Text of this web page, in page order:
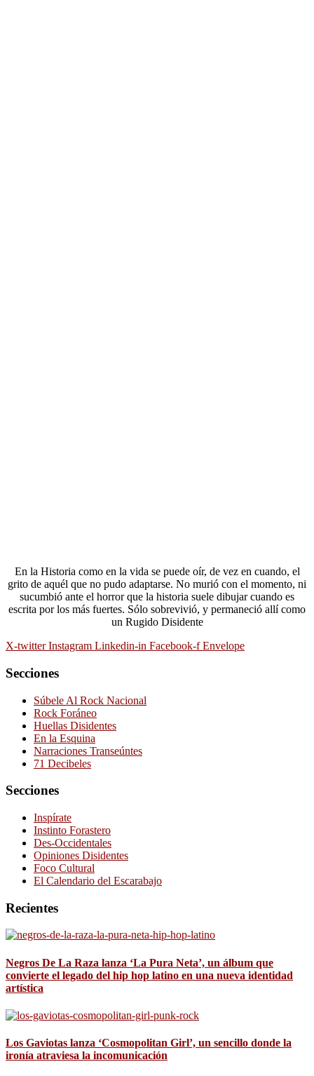
En la Historia como en la vida se puede oír, de vez en cuando, el
grito de aquél que no pudo adaptarse. No murió con el momento, ni
sucumbió ante el horror que la historia suele dibujar cuando es
escrita por los más fuertes. Sólo sobrevivió, y permaneció allí como
un Rugido Disidente
X-twitter Instagram Linkedin-in Facebook-f Envelope
Secciones
Súbele Al Rock Nacional
Rock Foráneo
Huellas Disidentes
En la Esquina
Narraciones Transeúntes
71 Decibeles
Secciones
Inspírate
Instinto Forastero
Des-Occidentales
Opiniones Disidentes
Foco Cultural
El Calendario del Escarabajo
Recientes
Negros De La Raza lanza ‘La Pura Neta’, un álbum que
convierte el legado del hip hop latino en una nueva identidad
artística
Los Gaviotas lanza ‘Cosmopolitan Girl’, un sencillo donde la
ironía atraviesa la incomunicación